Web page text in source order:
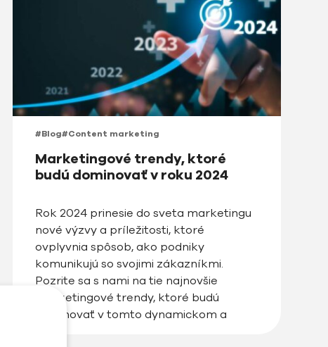
#Blog#Content marketing
Marketingové trendy, ktoré
budú dominovať v roku 2024
Rok 2024 prinesie do sveta marketingu
nové výzvy a príležitosti, ktoré
ovplyvnia spôsob, ako podniky
komunikujú so svojimi zákazníkmi.
Pozrite sa s nami na tie najnovšie
marketingové trendy, ktoré budú
dominovať v tomto dynamickom a